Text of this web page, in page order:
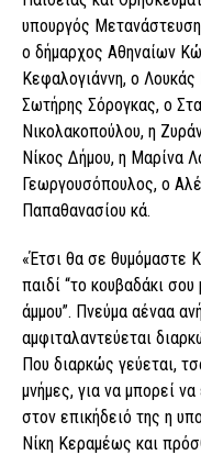
υπουργός
ο δήμαρχος Αθηναίων
Κεφαλογιάννη, ο
Σωτήρης Σόρογκας, ο
Νικολακοπούλου, η
Νίκος Δήμου, η Μαρίνα
Γεωργουσόπουλος, ο
Παπαθανασίου κά.
«Έτσι θα σε θυμόμαστε
παιδί “το κουβαδάκι
άμμου”. Πνεύμα αέναα
αμφιταλαντεύεται
Που διαρκώς γεύεται,
μνήμες, για να μπορεί
στον επικήδειό της η
Νίκη Κεραμέως και